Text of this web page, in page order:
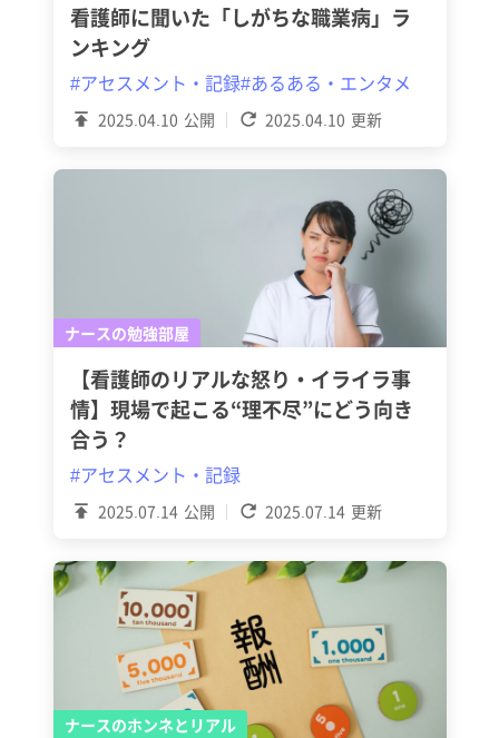
2025.04.10 公開 2025.04.10 更新
看護師に聞いた「しがちな職業病」ラ
ンキング
#アセスメント・記録#あるある・エンタメ
ナースの勉強部屋
2025.07.14 公開 2025.07.14 更新
【看護師のリアルな怒り・イライラ事
情】現場で起こる“理不尽”にどう向き
合う？
#アセスメント・記録
ナースのホンネとリアル